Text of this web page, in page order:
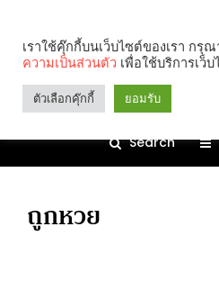
Search
ถูกหวย
เราใช้คุ๊กกี้บนเว็บไซต์ของเรา กรุ
ความเป็นส่วนตัว เพื่อใช้บริการเว็บ
ตัวเลือกคุ๊กกี้ ยอมรับ